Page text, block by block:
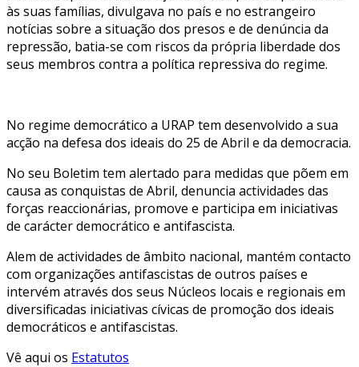
às suas famílias, divulgava no país e no estrangeiro
notícias sobre a situação dos presos e de denúncia da
repressão, batia-se com riscos da própria liberdade dos
seus membros contra a política repressiva do regime.
No regime democrático a URAP tem desenvolvido a sua
acção na defesa dos ideais do 25 de Abril e da democracia.
No seu Boletim tem alertado para medidas que põem em
causa as conquistas de Abril, denuncia actividades das
forças reaccionárias, promove e participa em iniciativas
de carácter democrático e antifascista.
Alem de actividades de âmbito nacional, mantém contacto
com organizações antifascistas de outros países e
intervém através dos seus Núcleos locais e regionais em
diversificadas iniciativas cívicas de promoção dos ideais
democráticos e antifascistas.
Vê aqui os Estatutos